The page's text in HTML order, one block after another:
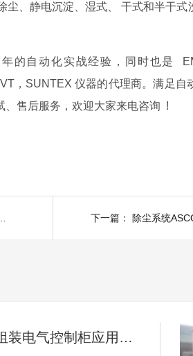
尘、静电沉淀、湿式、 干式和半干式
的自动化实战经验，同时也是
，SUNTEX 仪器的代理商。满足自
、售后服务，欢迎大家来电咨询 !
下一篇：
高温过滤组装电气控制柜应用案例